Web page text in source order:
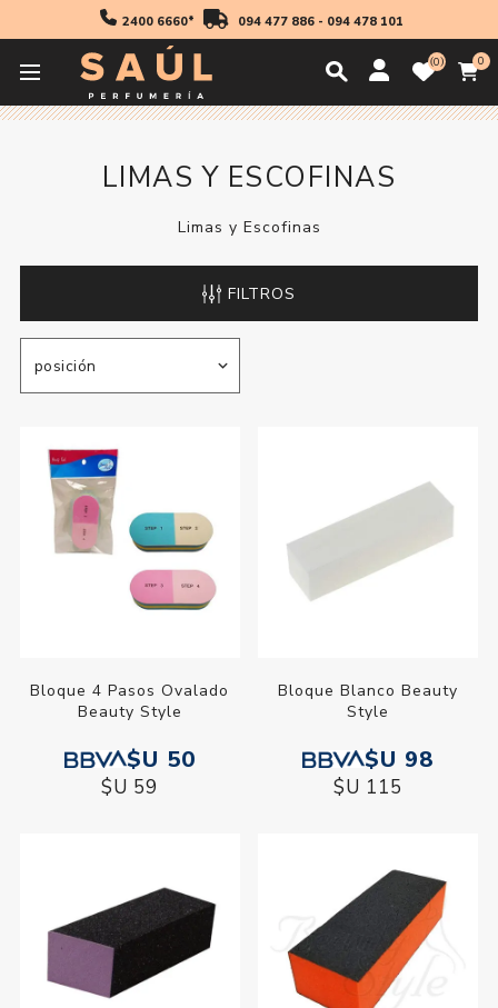
2400 6660* 094 477 886- 094 478 101
0 0
Inicio Accesorios
LIMAS Y ESCOFINAS
Limas y Escofinas
FILTROS
Bloque 4 Pasos Ovalado
Beauty Style
$U 50
$U 59
Bloque Blanco Beauty
Style
$U 98
$U 115